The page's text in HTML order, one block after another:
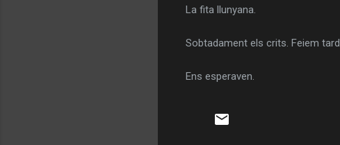
La fita llunyana.
Sobtadament els crits. Feiem tard.
Ens esperaven.